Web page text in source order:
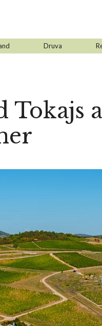
Druva
Tokajs